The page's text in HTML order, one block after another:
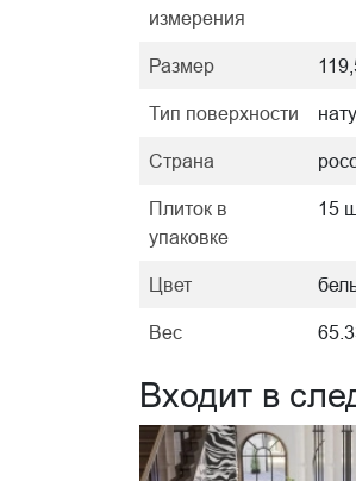
измерения
Размер
Тип поверхности
Страна
Плиток в
упаковке
15
Цвет
Вес
Входит в